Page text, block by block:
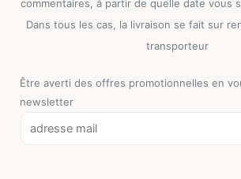
commentaires, à partir de quelle date vous
Dans tous les cas, la livraison se fait sur
transporteur
Être averti des offres promotionnelles en
newsletter
m